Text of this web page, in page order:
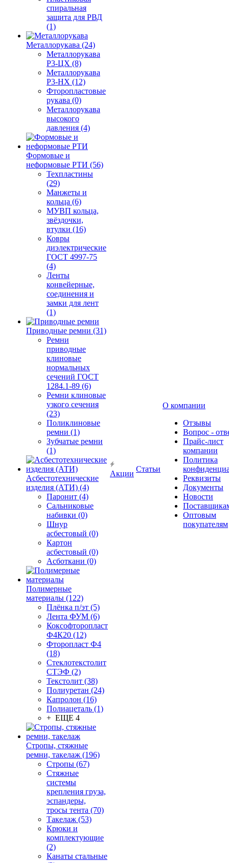
спиральная
защита для РВД
(1)
Металлорукава (24)
Металлорукава
Р3-ЦХ (8)
Металлорукава
Р3-НХ (12)
Фторопластовые
рукава (0)
Металлорукава
высокого
давления (4)
Формовые и
неформовые РТИ (56)
Техпластины
(29)
Манжеты и
кольца (6)
МУВП кольца,
звёздочки,
втулки (16)
Ковры
диэлектрические
ГОСТ 4997-75
(4)
Ленты
конвейерные,
соединения и
замки для лент
(1)
Приводные ремни (31)
Ремни
приводные
клиновые
нормальных
сечений ГОСТ
1284.1-89 (6)
Ремни клиновые
узкого сечения
(23)
Поликлиновые
ремни (1)
Зубчатые ремни
(1)
Асбестотехнические
изделия (АТИ) (4)
Паронит (4)
Сальниковые
набивки (0)
Шнур
асбестовый (0)
Картон
асбестовый (0)
Асботкани (0)
Полимерные
материалы (122)
Плёнка п/эт (5)
Лента ФУМ (6)
Коксофторопласт
Ф4К20 (12)
Фторопласт Ф4
(18)
Стеклотекстолит
СТЭФ (2)
Текстолит (38)
Полиуретан (24)
Капролон (16)
Полиацеталь (1)
+ ЕЩЕ 4
Стропы, стяжные
ремни, такелаж (196)
Стропы (67)
Стяжные
системы
крепления груза,
эспандеры,
тросы тента (70)
Такелаж (53)
Крюки и
комплектующие
(2)
Канаты стальные
Акции
Статьи
О компании
Отзывы
Вопрос -
Прайс-лист
компании
Политика
Реквизиты
Документы
Новости
Оптовым
покупателям